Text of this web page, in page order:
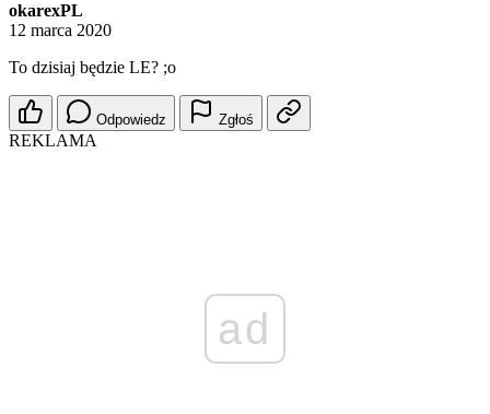
okarexPL
12 marca 2020
To dzisiaj będzie LE? ;o
Odpowiedz Zgłoś
REKLAMA
ad